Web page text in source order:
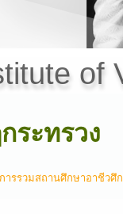
of
ระทรวง
การรวมสถานศึกษาอาชีวศึ